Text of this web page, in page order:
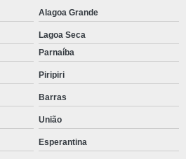
Alagoa Grande
Lagoa Seca
Parnaíba
Piripiri
Barras
União
Esperantina